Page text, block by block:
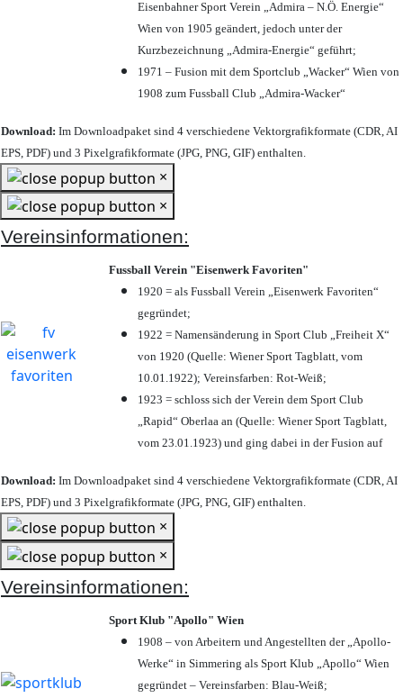
Eisenbahner Sport Verein „Admira – N.Ö. Energie“
Wien von 1905 geändert, jedoch unter der
Kurzbezeichnung „Admira-Energie“ geführt;
1971 – Fusion mit dem Sportclub „Wacker“ Wien von
1908 zum Fussball Club „Admira-Wacker“
Download: Im Downloadpaket sind 4 verschiedene Vektorgrafikformate (CDR, AI
EPS, PDF) und 3 Pixelgrafikformate (JPG, PNG, GIF) enthalten.
×
×
Vereinsinformationen:
Fussball Verein "Eisenwerk Favoriten"
1920 = als Fussball Verein „Eisenwerk Favoriten“
gegründet;
1922 = Namensänderung in Sport Club „Freiheit X“
von 1920 (Quelle: Wiener Sport Tagblatt, vom
10.01.1922); Vereinsfarben: Rot-Weiß;
1923 = schloss sich der Verein dem Sport Club
„Rapid“ Oberlaa an (Quelle: Wiener Sport Tagblatt,
vom 23.01.1923) und ging dabei in der Fusion auf
Download: Im Downloadpaket sind 4 verschiedene Vektorgrafikformate (CDR, AI
EPS, PDF) und 3 Pixelgrafikformate (JPG, PNG, GIF) enthalten.
×
×
Vereinsinformationen:
Sport Klub "Apollo" Wien
1908 – von Arbeitern und Angestellten der „Apollo-
Werke“ in Simmering als Sport Klub „Apollo“ Wien
gegründet – Vereinsfarben: Blau-Weiß;